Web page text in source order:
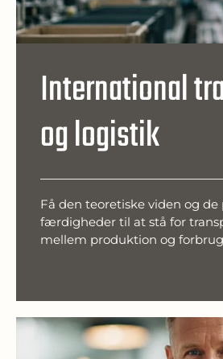
International
og logistik
Få den teoretiske viden og de
færdigheder til at stå for
mellem produktion og forbrug